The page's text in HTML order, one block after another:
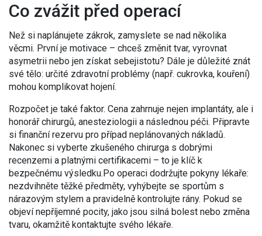
Co zvážit před operací
Než si naplánujete zákrok, zamyslete se nad několika
věcmi. První je motivace – chceš změnit tvar, vyrovnat
asymetrii nebo jen získat sebejistotu? Dále je důležité znát
své tělo: určité zdravotní problémy (např. cukrovka, kouření)
mohou komplikovat hojení.
Rozpočet je také faktor. Cena zahrnuje nejen implantáty, ale i
honorář chirurgů, anesteziologii a následnou péči. Připravte
si finanční rezervu pro případ neplánovaných nákladů.
Nakonec si vyberte zkušeného chirurga s dobrými
recenzemi a platnými certifikacemi – to je klíč k
bezpečnému výsledku.Po operaci dodržujte pokyny lékaře:
nezdvihněte těžké předměty, vyhýbejte se sportům s
nárazovým stylem a pravidelně kontrolujte rány. Pokud se
objeví nepříjemné pocity, jako jsou silná bolest nebo změna
tvaru, okamžitě kontaktujte svého lékaře.